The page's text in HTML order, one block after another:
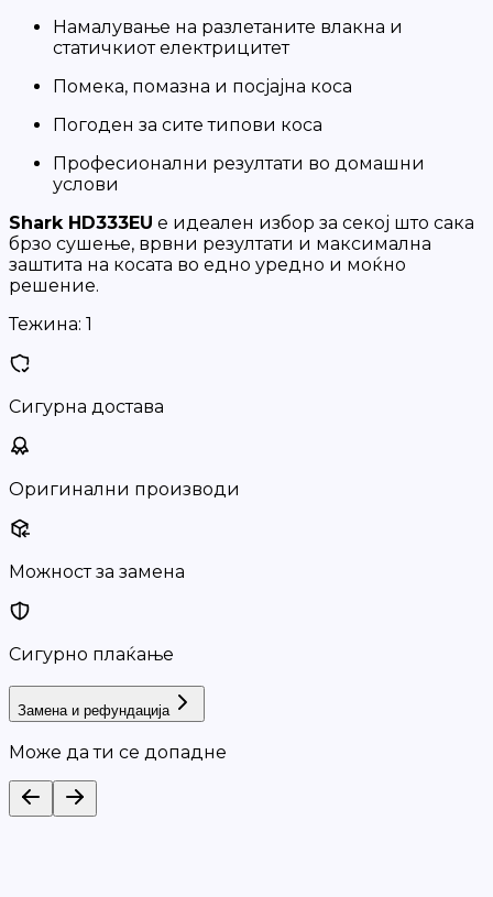
Намалување на разлетаните влакна и
статичкиот електрицитет
Помека, помазна и посјајна коса
Погоден за сите типови коса
Професионални резултати во домашни
услови
Shark HD333EU е идеален избор за секој што сака
брзо сушење, врвни резултати и максимална
заштита на косата во едно уредно и моќно
решение.
Тежина: 1
Сигурна достава
Оригинални производи
Можност за замена
Сигурно плаќање
Замена и рефундација
Може да ти се допадне